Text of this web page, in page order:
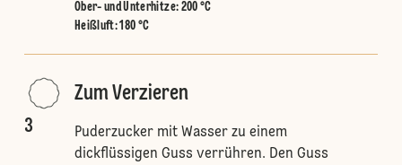
Ober- und Unterhitze: 200 °C
Heißluft:180 °C
3
Zum Verzieren
Puderzucker mit Wasser zu einem
dickflüssigen Guss verrühren. Den Guss